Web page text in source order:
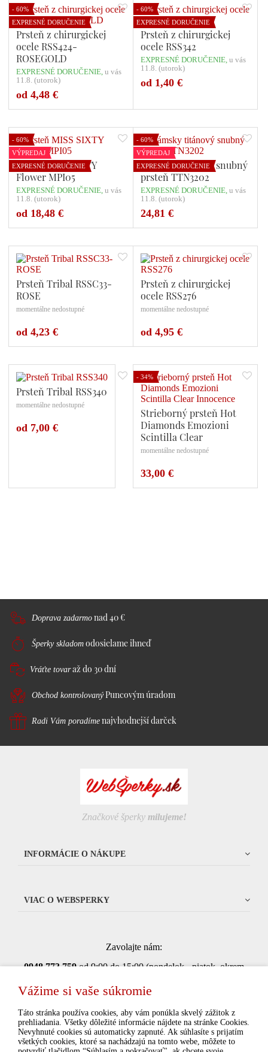
- 60%
EXPRESNÉ DORUČENIE
Prsteň z chirurgickej
ocele RSS424-
ROSEGOLD
EXPRESNÉ DORUČENIE, u vás
11.8. (utorok)
od 4,48 €Počet variant: 2
- 60%
EXPRESNÉ DORUČENIE
Prsteň z chirurgickej
ocele RSS342
EXPRESNÉ DORUČENIE, u vás
11.8. (utorok)
od 1,40 €
- 60%
VÝPREDAJ
EXPRESNÉ DORUČENIE
Prsteň MISS SIXTY
Flower MPI05
EXPRESNÉ DORUČENIE, u vás
11.8. (utorok)
od 18,48 €Počet variant: 1
- 60%
VÝPREDAJ
EXPRESNÉ DORUČENIE
Dámsky titánový snubný
prsteň TTN3202
EXPRESNÉ DORUČENIE, u vás
11.8. (utorok)
24,81 €
Prsteň Tribal RSSC33-
ROSE
momentálne nedostupné
od 4,23 €Počet variant: 1
Prsteň z chirurgickej
ocele RSS276
momentálne nedostupné
od 4,95 €Počet variant: 1
Prsteň Tribal RSS340
momentálne nedostupné
od 7,00 €
- 34%
Strieborný prsteň Hot
Diamonds Emozioni
Scintilla Clear
Innocence
momentálne nedostupné
33,00 €
Doprava zadarmo nad 40 €
Šperky skladom odosielame ihneď
Vráťte tovaraž do 30 dní
Obchod kontrolovanýPuncovým úradom
Radi Vám poradíme najvhodnejší darček
Značkové šperky milujeme!
INFORMÁCIE O NÁKUPE
VIAC O WEBSPERKY
Zavolajte nám:
0948 773 759od 9:00 do 15:00 (pondelok - piatok, okrem
Súhlasím so spracovaním osobných údajov pre
marketingové účely.Ochrana osobných údajov
Vážime si vaše súkromie
Táto stránka používa cookies, aby vám ponúkla skvelý zážitok z
prehliadania. Všetky dôležité informácie nájdete na stránke Cookies.
Nevyhnuté cookies sú automaticky zapnuté. Ak súhlasíte s prijatím
všetkých cookies, ktoré sa nachádzajú na tomto webe, môžete to